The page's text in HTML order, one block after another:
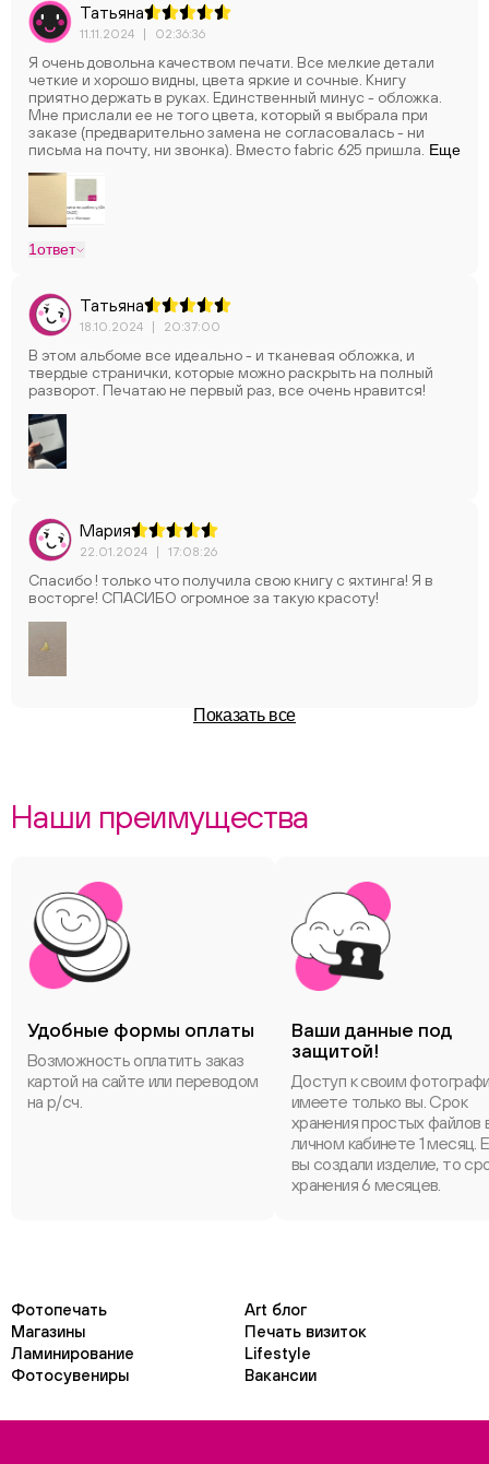
Татьяна
11.11.2024 | 02:36:36
Я очень довольна качеством печати. Все мелкие детали
четкие и хорошо видны, цвета яркие и сочные. Книгу
приятно держать в руках. Единственный минус - обложка.
Мне прислали ее не того цвета, который я выбрала при
заказе (предварительно замена не согласовалась - ни
письма на почту, ни звонка). Вместо fabric 625 пришла
небольшую оплошность, я довольна книгой. Хочу также
отметить удобство использования редактора. Он
интуитивно понятный, простой в использовании, много
Еще
1ответ
Татьяна
18.10.2024 | 20:37:00
В этом альбоме все идеально - и тканевая обложка, и
твердые странички, которые можно раскрыть на полный
разворот. Печатаю не первый раз, все очень нравится!
Мария
22.01.2024 | 17:08:26
Спасибо ! только что получила свою книгу с яхтинга! Я в
восторге! СПАСИБО огромное за такую красоту!
Показать все
Наши преимущества
Удобные формы оплаты
Возможность оплатить заказ
картой на сайте или переводом
на р/сч.
Ваши данные под
защитой!
Доступ к своим
имеете только вы. Срок
хранения простых файлов
личном кабинете 1 месяц.
вы создали изделие, то
хранения 6 месяцев.
Фотопечать
Art блог
Магазины
Печать визиток
Ламинирование
Lifestyle
Фотосувениры
Вакансии